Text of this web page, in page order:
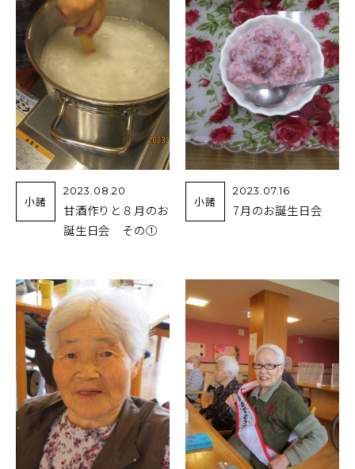
小諸
2023.08.20
甘酒作りと８月のお
誕生日会 その①
小諸
2023.07.16
7月のお誕生日会